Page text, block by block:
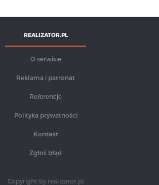
REALIZATOR.PL
O serwisie
Reklama i patronat
Referencje
Polityka prywatności
Kontakt
Zgłoś błąd
Copyright by realizator.pl